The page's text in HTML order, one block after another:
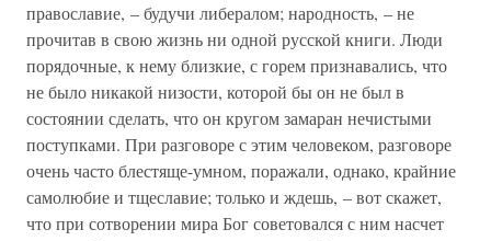
православие, – будучи либералом; народность, – не
прочитав в свою жизнь ни одной русской книги. Люди
порядочные, к нему близкие, с горем признавались, что
не было никакой низости, которой бы он не был в
состоянии сделать, что он кругом замаран нечистыми
поступками. При разговоре с этим человеком, разговоре
очень часто блестяще-умном, поражали, однако, крайние
самолюбие и тщеславие; только и ждешь, – вот скажет,
что при сотворении мира Бог советовался с ним насчет